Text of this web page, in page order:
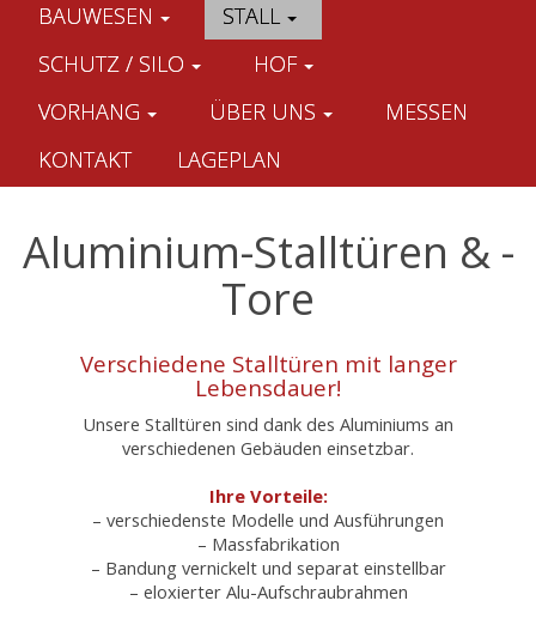
BAUWESEN
STALL
SCHUTZ / SILO
HOF
VORHANG
ÜBER UNS
MESSEN
KONTAKT
LAGEPLAN
Aluminium-Stalltüren & -
Tore
Verschiedene Stalltüren mit langer
Lebensdauer!
Unsere Stalltüren sind dank des Aluminiums an
verschiedenen Gebäuden einsetzbar.
Ihre Vorteile:
– verschiedenste Modelle und Ausführungen
– Massfabrikation
– Bandung vernickelt und separat einstellbar
– eloxierter Alu-Aufschraubrahmen